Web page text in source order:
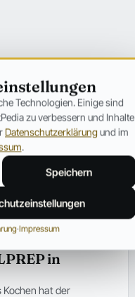
in
hat der
Technologien. Einige sind
zu verbessern und Inhalte
Datenschutzerklärungund im
.
Speichern
·Impressum